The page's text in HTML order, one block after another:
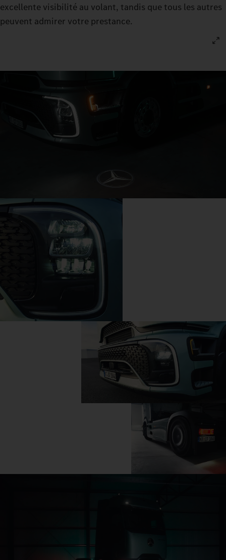
excellente visibilité au volant, tandis que tous les autres
peuvent admirer votre prestance.